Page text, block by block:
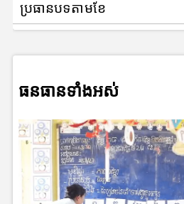
ប្រធានបទតាមខែ
ធនធានទាំងអស់